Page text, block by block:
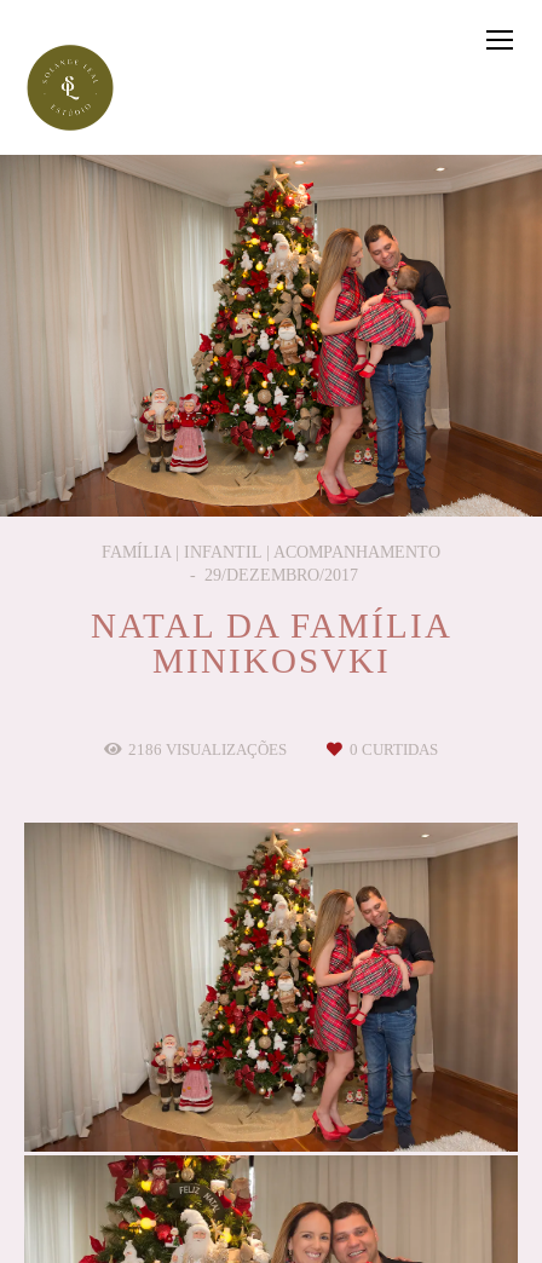
FAMÍLIA | INFANTIL | ACOMPANHAMENTO
29/DEZEMBRO/2017
NATAL DA FAMÍLIA
MINIKOSVKI
2186 VISUALIZAÇÕES 0 CURTIDAS